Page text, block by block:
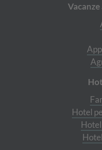
Vacanze
Hotel